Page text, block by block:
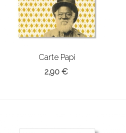
Carte Papi
2,90 €